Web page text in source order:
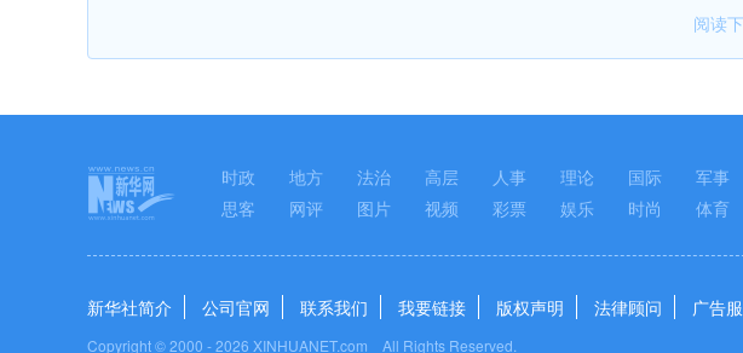
时政 地方 法治 高层 人事 理论 国际 军事
思客
网评 图片 视频 彩票 娱乐 时尚 体育
新华社简介 公司官网 联系我们 我要链接 版权声明 法律顾问 广告
Copyright © 2000 -2026 XINHUANET.com All Rights Reserved.